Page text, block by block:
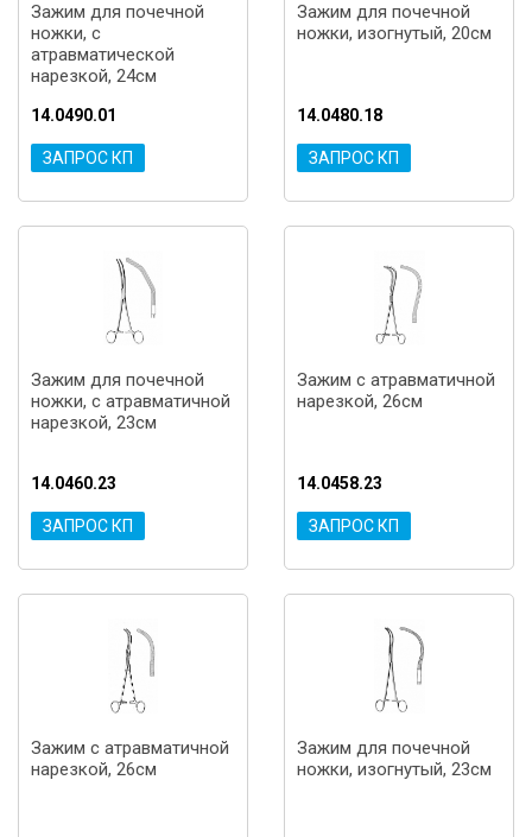
Зажим для почечной
ножки, с
атравматической
нарезкой, 24см
14.0490.01
ЗАПРОС КП
Зажим для почечной
ножки, изогнутый, 20см
14.0480.18
ЗАПРОС КП
Зажим для почечной
ножки, с атравматичной
нарезкой, 23см
14.0460.23
ЗАПРОС КП
Зажим с атравматичной
нарезкой, 26см
14.0458.23
ЗАПРОС КП
Зажим с атравматичной
нарезкой, 26см
Зажим для почечной
ножки, изогнутый, 23см